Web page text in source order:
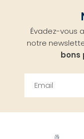
Évadez-vous
notre
bons